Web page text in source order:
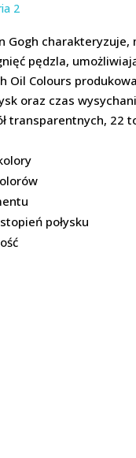
2
Gogh
pędzla,
Oil Colours
oraz czas
transparentnych, 22
połysku